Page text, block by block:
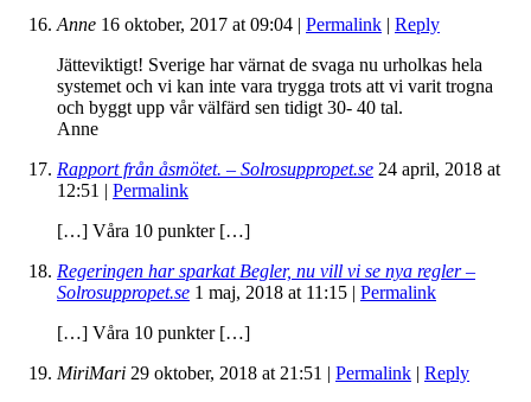
Anne 16 oktober, 2017 at 09:04 | Permalink | Reply
Jätteviktigt! Sverige har värnat de svaga nu urholkas hela
systemet och vi kan inte vara trygga trots att vi varit trogna
och byggt upp vår välfärd sen tidigt 30- 40 tal.
Anne
Rapport från åsmötet. – Solrosuppropet.se 24 april, 2018 at
12:51 | Permalink
[…] Våra 10 punkter […]
Regeringen har sparkat Begler, nu vill vi se nya regler –
Solrosuppropet.se 1 maj, 2018 at 11:15 | Permalink
[…] Våra 10 punkter […]
MiriMari 29 oktober, 2018 at 21:51 | Permalink | Reply